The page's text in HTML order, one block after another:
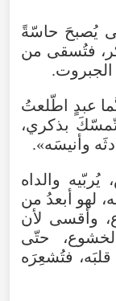
يُصبحَ حاسّةً
، فتُسقى من
الجبروت.
عبدٍ اطّلعتُ
بذكري،
وأنيسَه».
،يُربّيه والداه
، لهو أبعدُ من
، وأقسى لأن
، حتّى
قلبَه، فتُشعِرَه